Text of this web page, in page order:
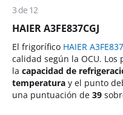
3 de 12
HAIER A3FE837CGJ
El frigorífico HAIER
calidad según la OCU.
la capacidad de
temperatura y el punto
una puntuación de 39